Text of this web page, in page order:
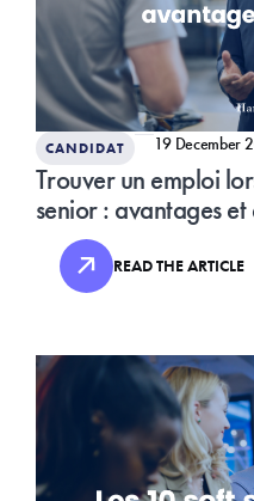
CANDIDAT 19 December
Trouver un emploi
senior : avantages et
READ THE ARTICLE